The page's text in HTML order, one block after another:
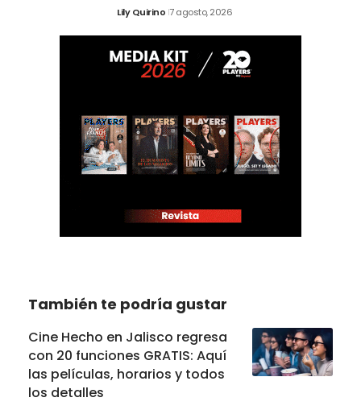
Lily Quirino 7 agosto, 2026
También te podría gustar
Cine Hecho en Jalisco regresa
con 20 funciones GRATIS: Aquí
las películas, horarios y todos
los detalles